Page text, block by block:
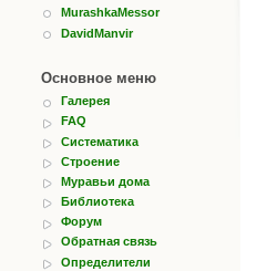
MurashkaMessor
DavidManvir
Основное меню
Галерея
FAQ
Систематика
Строение
Муравьи дома
Библиотека
Форум
Обратная связь
Определители